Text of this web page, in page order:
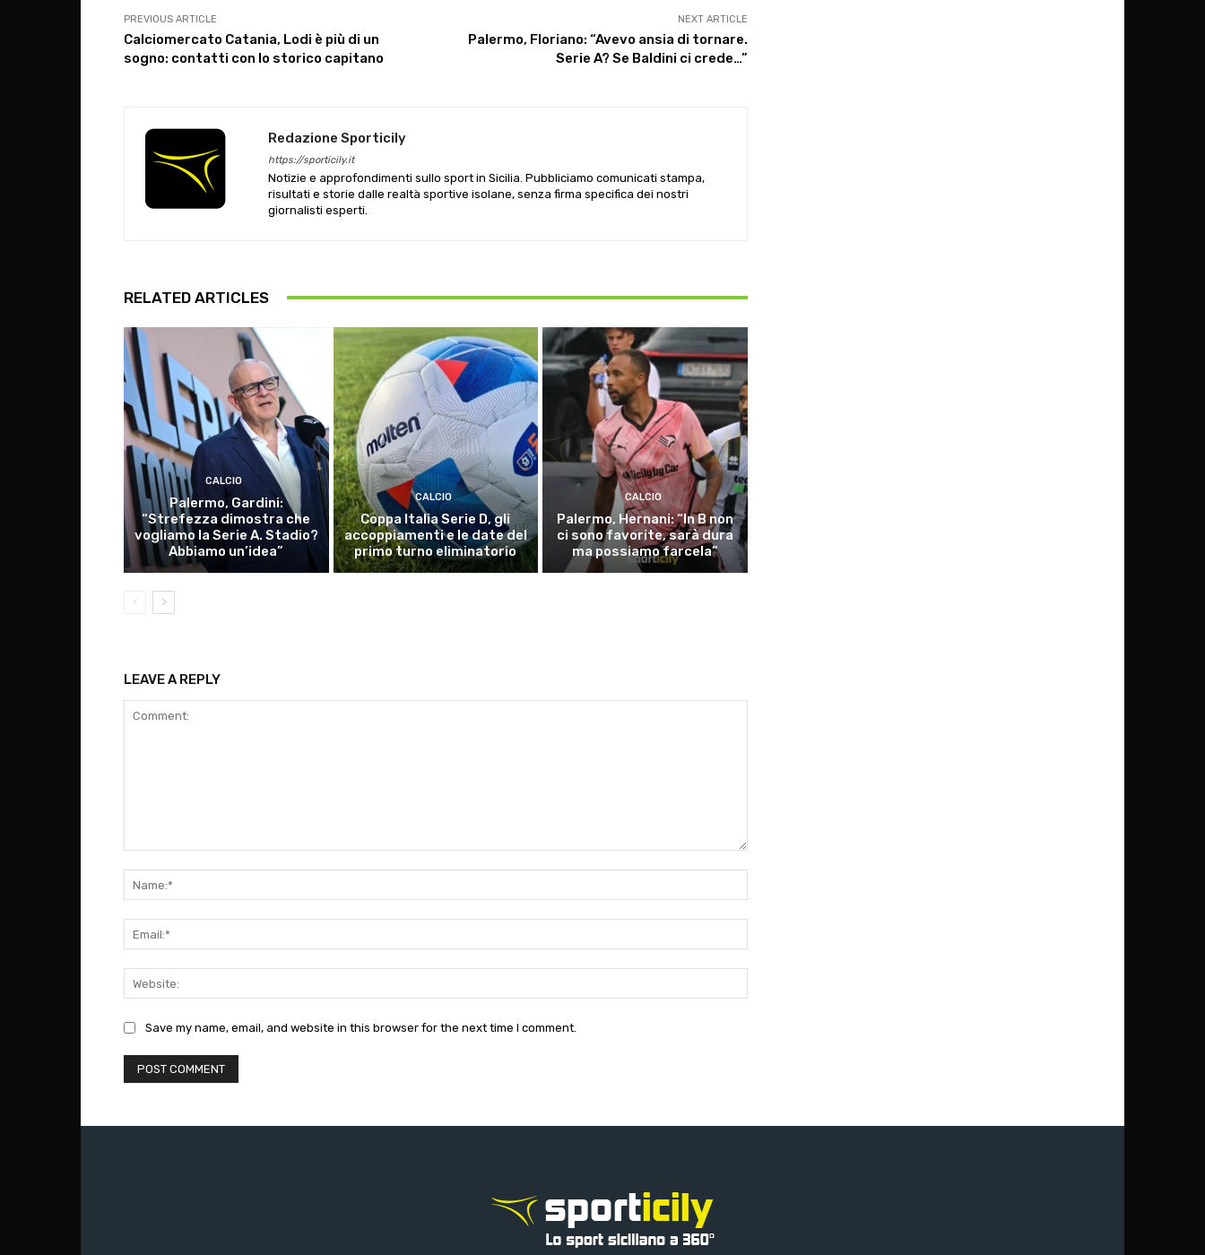
PREVIOUS ARTICLE
Calciomercato Catania, Lodi è più di un
sogno: contatti con lo storico capitano
NEXT ARTICLE
Palermo, Floriano: “Avevo ansia di tornare.
Serie A? Se Baldini ci crede…”
Redazione Sporticily
https://sporticily.it
Notizie e approfondimenti sullo sport in Sicilia. Pubbliciamo comunicati stampa,
risultati e storie dalle realtà sportive isolane, senza firma specifica dei nostri
giornalisti esperti.
RELATED ARTICLES
CALCIO
Palermo, Gardini:
“Strefezza dimostra che
vogliamo la Serie A. Stadio?
Abbiamo un’idea”
CALCIO
Coppa Italia Serie D, gli
accoppiamenti e le date del
primo turno eliminatorio
CALCIO
Palermo, Hernani: “In B non
ci sono favorite, sarà dura
ma possiamo farcela”
LEAVE A REPLY
Save my name, email, and website in this browser for the next time I comment.